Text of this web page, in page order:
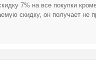
7% на все покупки
скидку, он получает не